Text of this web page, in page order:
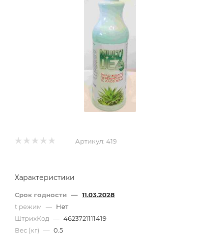
Артикул: 419
Характеристики
Срок годности — 11.03.2028
t режим — Нет
ШтрихКод — 4623721111419
Вес (кг) — 0.5